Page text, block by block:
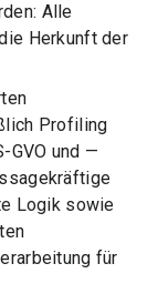
Alle
Herkunft der
Profiling
GVO und —
Logik sowie
für